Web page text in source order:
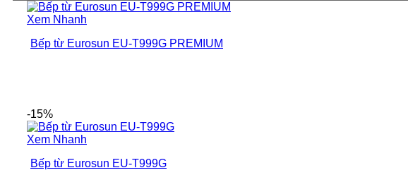
Xem Nhanh
Bếp từ Eurosun EU-T999G PREMIUM
-15%
Xem Nhanh
Bếp từ Eurosun EU-T999G